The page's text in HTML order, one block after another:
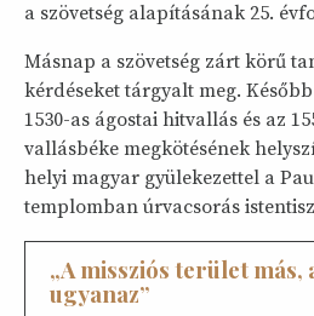
a szövetség alapításának 25.
Másnap a szövetség zárt körű
kérdéseket tárgyalt meg.
1530-as ágostai hitvallás és az
vallásbéke megkötésének
helyi magyar gyülekezettel a
templomban úrvacsorás
„A missziós terület más,
ugyanaz”